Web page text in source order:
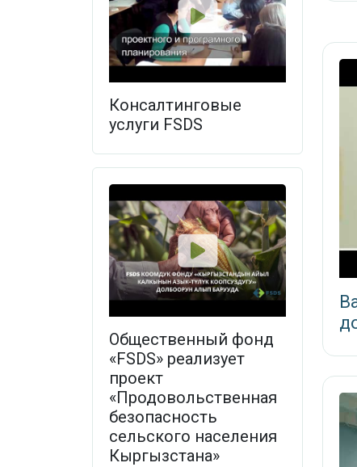
Консалтинговые
услуги FSDS
Общественный фонд
«FSDS» реализует
проект
«Продовольственная
безопасность
сельского населения
Кыргызстана»